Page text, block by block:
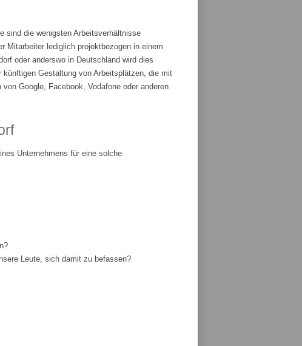
sind die wenigsten Arbeitsverhältnisse
Mitarbeiter lediglich projektbezogen in einem
oder anderswo in Deutschland wird dies
Gestaltung von Arbeitsplätzen, die mit
Google, Facebook, Vodafone oder anderen
Unternehmens für eine solche
Leute, sich damit zu befassen?